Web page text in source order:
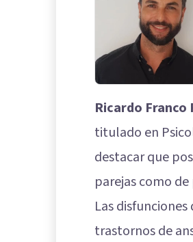
Ricardo Franco
titulado en
destacar que
parejas como
Las
trastornos de